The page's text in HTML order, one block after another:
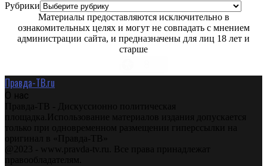
Рубрики
Материалы предоставляются исключительно в
ознакомительных целях и могут не совпадать с мнением
администрации сайта, и предназначены для лиц 18 лет и
старше
Правда-ТВ.ru
О нас
Правда-ТВ - Дискуссионно политическая
площадка.Использование материалов издания допускается
только при одновременном размещении гиперссылки на
оригинал в «Правда-ТВ»
@2023 - www.pravda-tv.ru. Все права принадлежат
правообладателям.